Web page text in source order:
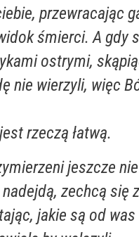
przewracając
śmierci. A gdy
ostrymi,
nie wierzyli, więc
rzeczą łatwą.
jeszcze
zechcą się
jakie są od